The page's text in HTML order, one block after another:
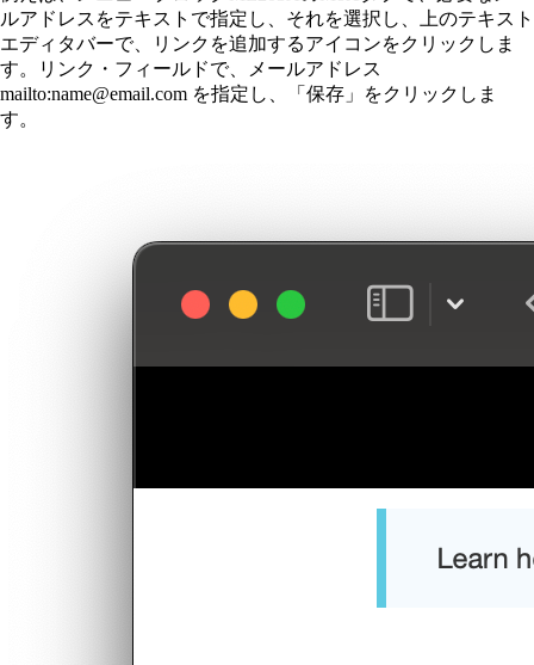
ルアドレスをテキストで指定し、それを選択し、上のテキスト
エディタバーで、リンクを追加するアイコンをクリックしま
す。リンク・フィールドで、メールアドレス
mailto:name@email.com を指定し、「保存」をクリックしま
す。